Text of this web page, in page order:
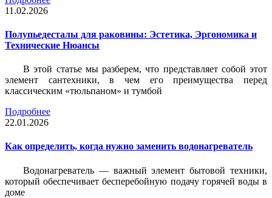
11.02.2026
Полупьедесталы для раковины: Эстетика, Эргономика и
Технические Нюансы
В этой статье мы разберем, что представляет собой этот
элемент сантехники, в чем его преимущества перед
классическим «тюльпаном» и тумбой
Подробнее
22.01.2026
Как определить, когда нужно заменить водонагреватель
Водонагреватель — важный элемент бытовой техники,
который обеспечивает бесперебойную подачу горячей воды в
доме